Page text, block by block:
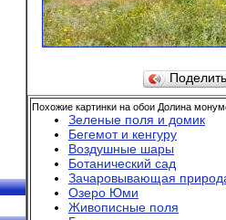
Похожие картинки на обои Долина
Зеленые поля и домик
Бегемот и кенгуру
Воздушные шары
Ботанический сад
Зачаровывающая
Озеро Юми
Живописные поля